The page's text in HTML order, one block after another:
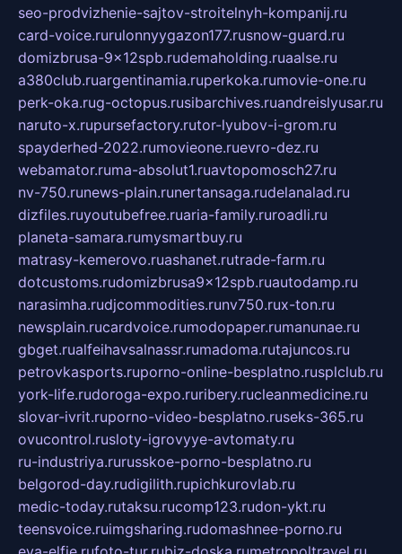
seo-prodvizhenie-sajtov-stroitelnyh-kompanij.ru
card-voice.rurulonnyygazon177.rusnow-guard.ru
domizbrusa-9x12spb.rudemaholding.ruaalse.ru
a380club.ruargentinamia.ruperkoka.rumovie-one.ru
perk-oka.rug-octopus.rusibarchives.ruandreislyusar.ru
naruto-x.rupursefactory.rutor-lyubov-i-grom.ru
spayderhed-2022.rumovieone.ruevro-dez.ru
webamator.ruma-absolut1.ruavtopomosch27.ru
nv-750.runews-plain.runertansaga.rudelanalad.ru
dizfiles.ruyoutubefree.ruaria-family.ruroadli.ru
planeta-samara.rumysmartbuy.ru
matrasy-kemerovo.ruashanet.rutrade-farm.ru
dotcustoms.rudomizbrusa9x12spb.ruautodamp.ru
narasimha.rudjcommodities.runv750.rux-ton.ru
newsplain.rucardvoice.rumodopaper.rumanunae.ru
gbget.rualfeihavsalnassr.rumadoma.rutajuncos.ru
petrovkasports.ruporno-online-besplatno.rusplclub.ru
york-life.rudoroga-expo.ruribery.rucleanmedicine.ru
slovar-ivrit.ruporno-video-besplatno.ruseks-365.ru
ovucontrol.rusloty-igrovyye-avtomaty.ru
ru-industriya.rurusskoe-porno-besplatno.ru
belgorod-day.rudigilith.rupichkurovlab.ru
medic-today.rutaksu.rucomp123.rudon-ykt.ru
teensvoice.ruimgsharing.rudomashnee-porno.ru